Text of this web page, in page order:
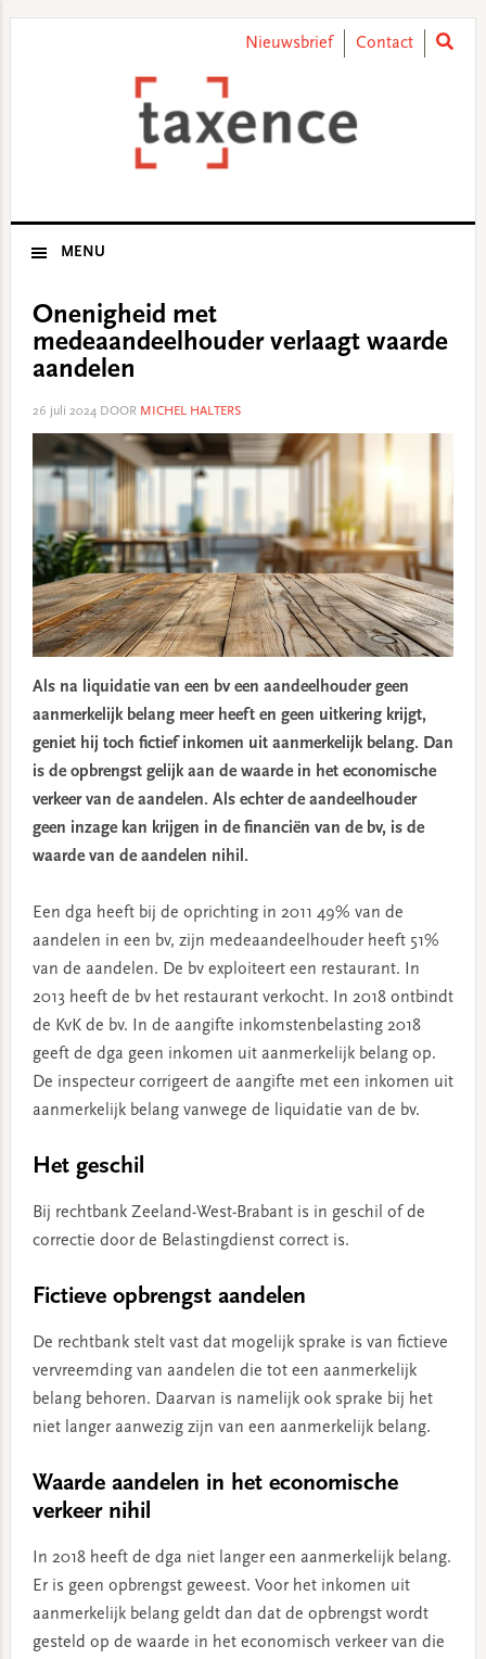
Nieuwsbrief Contact
MENU
Onenigheid met
medeaandeelhouder verlaagt waarde
aandelen
26 juli 2024DOOR MICHEL HALTERS
Als na liquidatie van een bv een aandeelhouder geen
aanmerkelijk belang meer heeft en geen uitkering krijgt,
geniet hij toch fictief inkomen uit aanmerkelijk belang. Dan
is de opbrengst gelijk aan de waarde in het economische
verkeer van de aandelen. Als echter de aandeelhouder
geen inzage kan krijgen in de financiën van de bv, is de
waarde van de aandelen nihil.
Een dga heeft bij de oprichting in 2011 49% van de
aandelen in een bv, zijn medeaandeelhouder heeft 51%
van de aandelen. De bv exploiteert een restaurant. In
2013 heeft de bv het restaurant verkocht. In 2018 ontbindt
de KvK de bv. In de aangifte inkomstenbelasting 2018
geeft de dga geen inkomen uit aanmerkelijk belang op.
De inspecteur corrigeert de aangifte met een inkomen uit
aanmerkelijk belang vanwege de liquidatie van de bv.
Het geschil
Bij rechtbank Zeeland-West-Brabant is in geschil of de
correctie door de Belastingdienst correct is.
Fictieve opbrengst aandelen
De rechtbank stelt vast dat mogelijk sprake is van fictieve
vervreemding van aandelen die tot een aanmerkelijk
belang behoren. Daarvan is namelijk ook sprake bij het
niet langer aanwezig zijn van een aanmerkelijk belang.
Waarde aandelen in het economische
verkeer nihil
In 2018 heeft de dga niet langer een aanmerkelijk belang.
Er is geen opbrengst geweest. Voor het inkomen uit
aanmerkelijk belang geldt dan dat de opbrengst wordt
gesteld op de waarde in het economisch verkeer van die